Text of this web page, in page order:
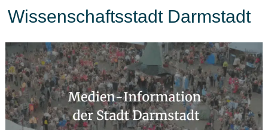
Wissenschaftsstadt Darmstadt